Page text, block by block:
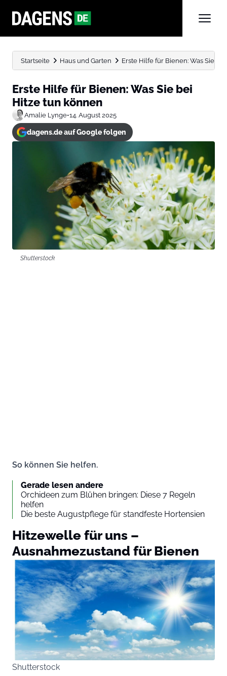
Startseite Haus und Garten Erste Hilfe für Bienen: Was Sie
Erste Hilfe für Bienen: Was Sie bei
Hitze tun können
Amalie Lynge•14. August 2025
dagens.de auf Google folgen
Shutterstock
So können Sie helfen.
Gerade lesen andere
Orchideen zum Blühen bringen: Diese 7 Regeln
helfen
Die beste Augustpflege für standfeste Hortensien
Hitzewelle für uns –
Ausnahmezustand für Bienen
Shutterstock